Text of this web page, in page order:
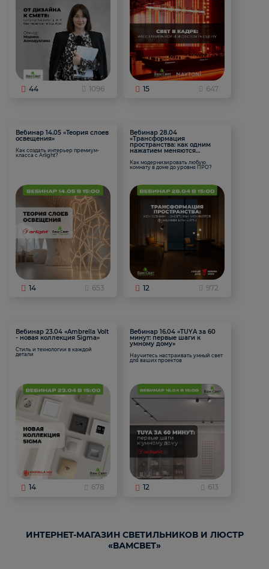
44 1096 15 647
Вебинар 14.05 «Теория слоев
освещения»
Как создать интерьер премиум-
класса с Arlight?
14 653
Вебинар 28.04
«Трансформация
пространства: как одним
нажатием меняются
Как модернизировать любую
комнату в доме до уровня ПРО?
12 972
Вебинар 23.04 «Ambrella Volt
- новая коллекция Sigma»
Стиль и технологии в каждой
детали
14 678
Вебинар 16.04 «TUYA за 60
минут: первые шаги к
умному дому»
Научитесь настраивать умный свет
для ваших проектов
12 613
ИНТЕРНЕТ-МАГАЗИН СВЕТИЛЬНИКОВ И ЛЮСТР
«ВАМСВЕТ»